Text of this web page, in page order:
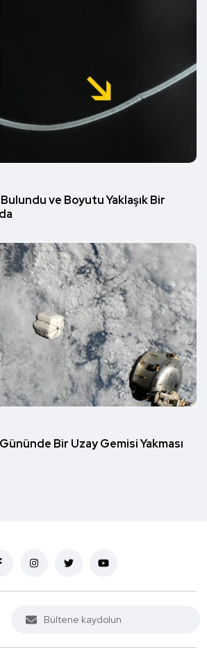
ve Boyutu Yaklaşık Bir
Bir Uzay Gemisi Yakması